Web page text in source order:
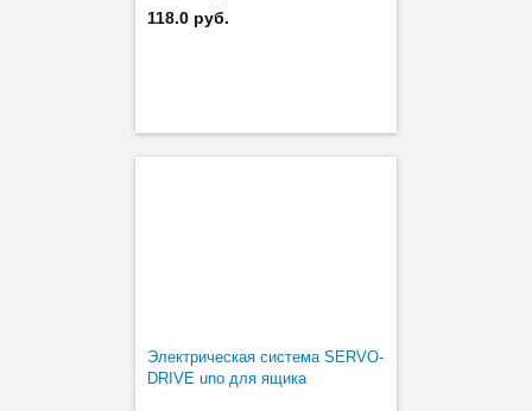
118.0 руб.
Электрическая система SERVO-
DRIVE uno для ящика